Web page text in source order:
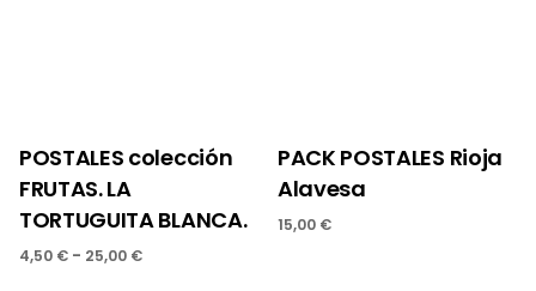
POSTALES colección
FRUTAS. LA
TORTUGUITA BLANCA.
4,50 € - 25,00 €Rango
PACK POSTALES Rioja
Alavesa
15,00 €